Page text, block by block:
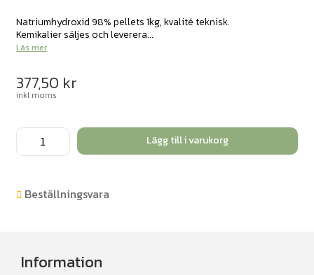
Natriumhydroxid 98% pellets 1kg, kvalité teknisk.
Kemikalier säljes och leverera...
Läs mer
377,50 kr
inkl moms
Natriumhydroxid
98%
1kg
Lägg till i varukorg
Beställningsvara
Information